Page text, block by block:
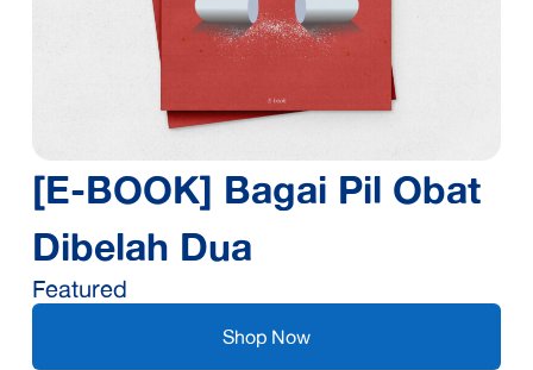
[E-BOOK] Bagai Pil Obat
Dibelah Dua
Featured
Shop Now